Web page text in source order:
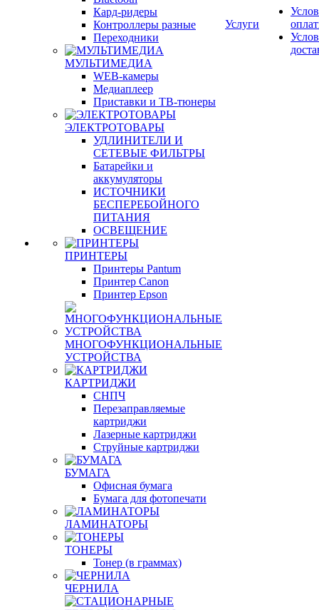
Кард-ридеры
Контроллеры разные
Переходники
МУЛЬТИМЕДИА
WEB-камеры
Медиаплеер
Приставки и ТВ-тюнеры
ЭЛЕКТРОТОВАРЫ
УДЛИНИТЕЛИ И
СЕТЕВЫЕ ФИЛЬТРЫ
Батарейки и
аккумуляторы
ИСТОЧНИКИ
БЕСПЕРЕБОЙНОГО
ПИТАНИЯ
ОСВЕЩЕНИЕ
ПРИНТЕРЫ
Принтеры Pantum
Принтер Canon
Принтер Epson
МНОГОФУНКЦИОНАЛЬНЫЕ
УСТРОЙСТВА
КАРТРИДЖИ
СНПЧ
Перезаправляемые
картриджи
Лазерные картриджи
Струйные картриджи
БУМАГА
Офисная бумага
Бумага для фотопечати
ЛАМИНАТОРЫ
ТОНЕРЫ
Тонер (в граммах)
ЧЕРНИЛА
Услуги